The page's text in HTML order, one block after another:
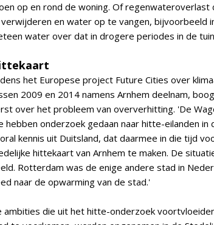
op en rond de woning. Of
en water op te vangen, bijvoorbeeld
water over dat in drogere periodes in de
het Europese project Future Cities over
2009 en 2014 namens Arnhem deelnam,
over het probleem van oververhitting. 'De
hebben onderzoek gedaan naar hitte-eilanden
kennis uit Duitsland, dat daarmee in die tijd
hittekaart van Arnhem te maken. De
Rotterdam was de enige andere stad in
naar de opwarming van de stad.'
ambities die uit het hitte-onderzoek